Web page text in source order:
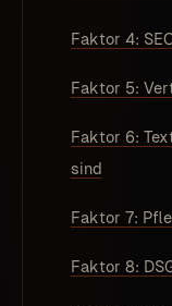
Faktor 4:
Faktor 5:
Faktor 6:
sind
Faktor 7:
Faktor 8: